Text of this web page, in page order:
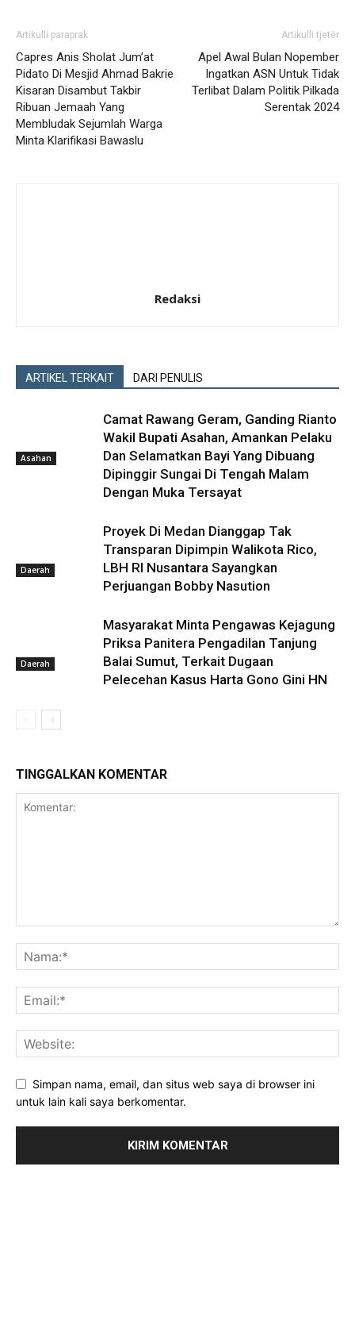
Artikulli paraprak
Capres Anis Sholat Jum’at
Pidato Di Mesjid Ahmad Bakrie
Kisaran Disambut Takbir
Ribuan Jemaah Yang
Membludak Sejumlah Warga
Minta Klarifikasi Bawaslu
Artikulli tjetër
Apel Awal Bulan Nopember
Ingatkan ASN Untuk Tidak
Terlibat Dalam Politik Pilkada
Serentak 2024
Redaksi
ARTIKEL TERKAIT DARI PENULIS
Asahan
Camat Rawang Geram, Ganding Rianto
Wakil Bupati Asahan, Amankan Pelaku
Dan Selamatkan Bayi Yang Dibuang
Dipinggir Sungai Di Tengah Malam
Dengan Muka Tersayat
Daerah
Proyek Di Medan Dianggap Tak
Transparan Dipimpin Walikota Rico,
LBH RI Nusantara Sayangkan
Perjuangan Bobby Nasution
Daerah
Masyarakat Minta Pengawas Kejagung
Priksa Panitera Pengadilan Tanjung
Balai Sumut, Terkait Dugaan
Pelecehan Kasus Harta Gono Gini HN
TINGGALKAN KOMENTAR
Simpan nama, email, dan situs web saya di browser ini
untuk lain kali saya berkomentar.